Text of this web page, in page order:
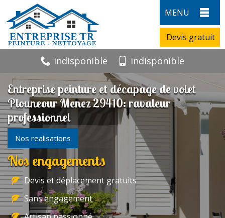
MENU
Devis gratuit
indisponible indisponible
Entreprise peinture et décapage de volet
Plouneour Menez 29410: ravaleur
professionnel
Nos realisations
Nos engagements
Devis et déplacement gratuits
Sans engagement